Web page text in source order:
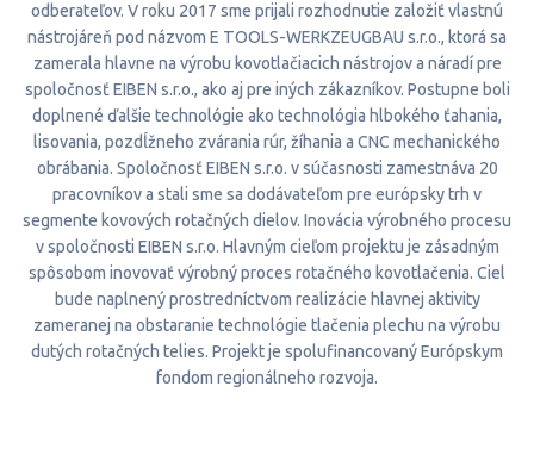
odberateľov. V roku 2017 sme prijali rozhodnutie založiť vlastnú
nástrojáreň pod názvom E TOOLS-WERKZEUGBAU s.r.o., ktorá sa
zamerala hlavne na výrobu kovotlačiacich nástrojov a náradí pre
spoločnosť EIBEN s.r.o., ako aj pre iných zákazníkov. Postupne boli
doplnené ďalšie technológie ako technológia hlbokého ťahania,
lisovania, pozdĺžneho zvárania rúr, žíhania a CNC mechanického
obrábania. Spoločnosť EIBEN s.r.o. v súčasnosti zamestnáva 20
pracovníkov a stali sme sa dodávateľom pre európsky trh v
segmente kovových rotačných dielov. Inovácia výrobného procesu
v spoločnosti EIBEN s.r.o. Hlavným cieľom projektu je zásadným
spôsobom inovovať výrobný proces rotačného kovotlačenia. Ciel
bude naplnený prostredníctvom realizácie hlavnej aktivity
zameranej na obstaranie technológie tlačenia plechu na výrobu
dutých rotačných telies. Projekt je spolufinancovaný Európskym
fondom regionálneho rozvoja.